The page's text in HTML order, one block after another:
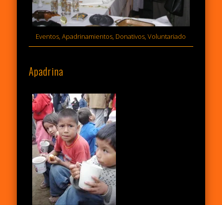
Eventos, Apadrinamientos, Donativos, Voluntariado
Apadrina